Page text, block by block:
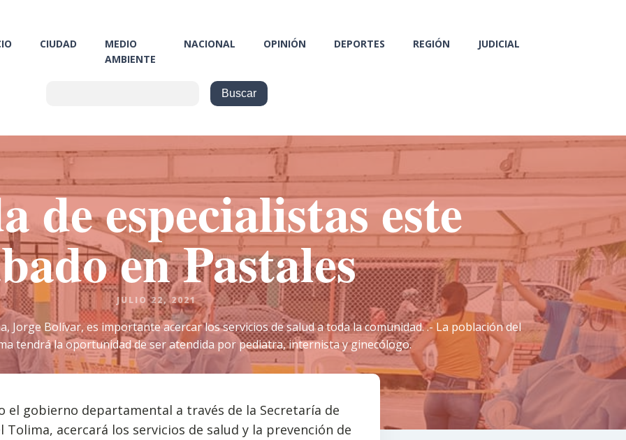
CIUDAD
MEDIO
AMBIENTE
NACIONAL OPINIÓN DEPORTES REGIÓN JUDICIAL
de especialistas este
en Pastales
JULIO 22, 2021
Jorge Bolívar, es importante acercar los servicios de salud a toda la comunidad. .- La población del
tendrá la oportunidad de ser atendida por pediatra, internista y ginecólogo.
el gobierno departamental a través de la Secretaría de
Tolima, acercará los servicios de salud y la prevención de